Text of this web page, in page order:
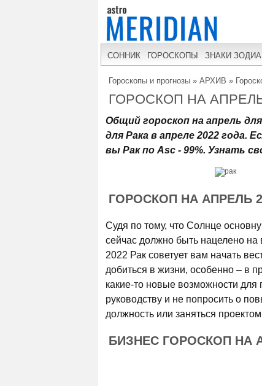
СОННИК ГОРОСКОПЫ ЗНАКИ
Гороскопы и прогнозы » АРХИВ »
ГОРОСКОП НА
Общий гороскоп на апрель
для Рака в апреле 2022 года.
вы Рак по Asc - 99%. Узнать
ГОРОСКОП НА АПРЕЛЬ
Судя по тому, что Солнце
сейчас должно быть нацелено
2022 Рак советует вам начать
добиться в жизни, особенно – в
какие-то новые возможности
руководству и не попросить о
должность или заняться
БИЗНЕС ГОРОСКОП НА